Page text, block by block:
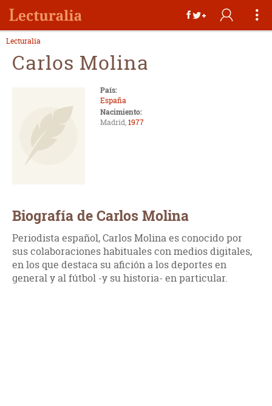
Lecturalia
Carlos Molina
País:
España
Nacimiento:
Madrid,1977
Biografía de Carlos Molina
Periodista español, Carlos Molina es conocido por
sus colaboraciones habituales con medios digitales,
en los que destaca su afición a los deportes en
general y al fútbol -y su historia- en particular.